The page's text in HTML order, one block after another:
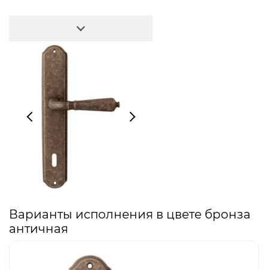
Варианты исполнения в цвете бронза
античная